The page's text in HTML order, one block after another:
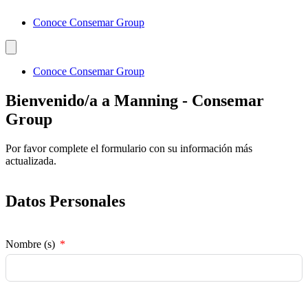
Conoce Consemar Group
Conoce Consemar Group
Bienvenido/a a Manning - Consemar
Group
Por favor complete el formulario con su información más
actualizada.
Datos Personales
Nombre (s)